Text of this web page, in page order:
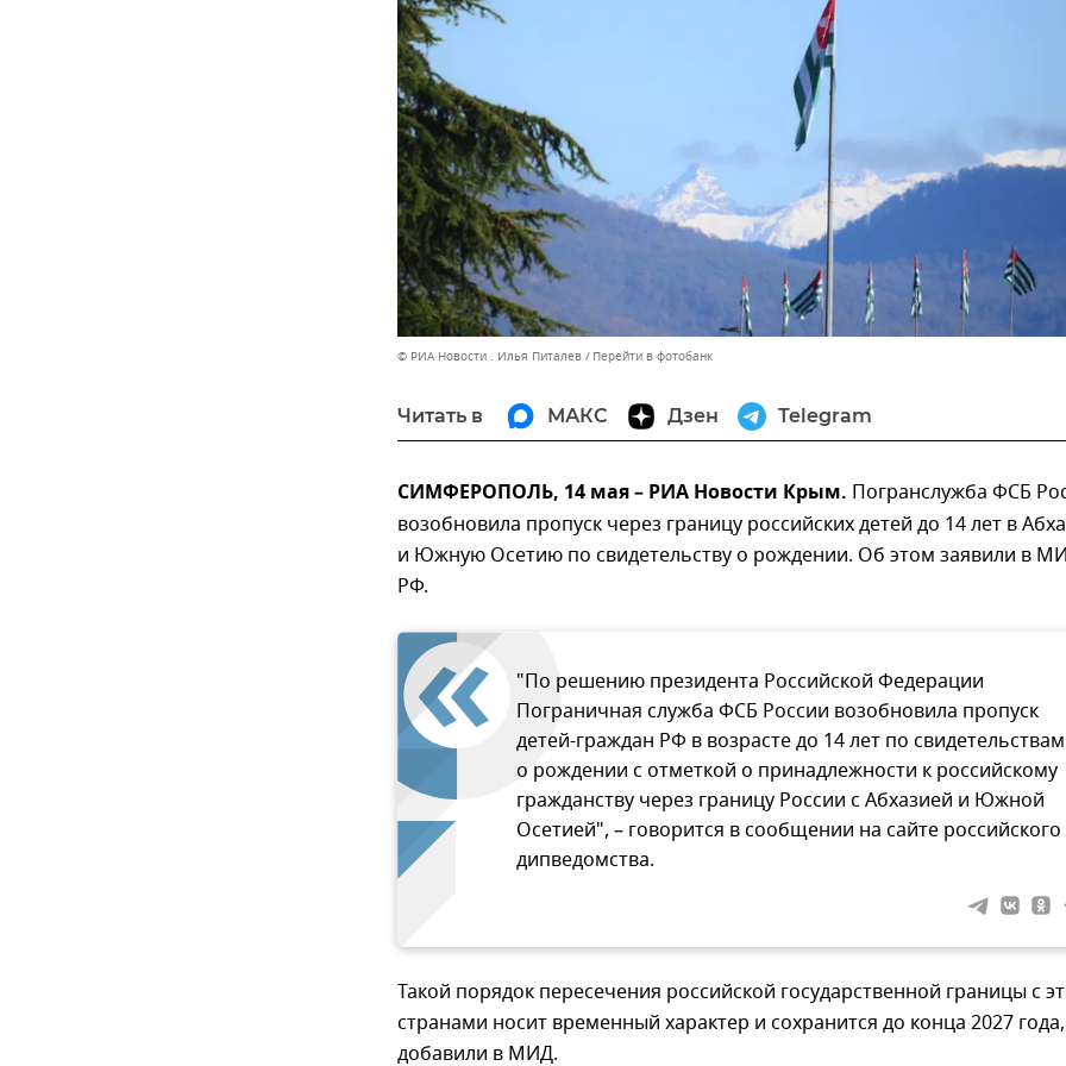
© РИА Новости . Илья Питалев Перейти в фотобанк
Читать в МАКС Дзен Telegram
СИМФЕРОПОЛЬ, 14 мая – РИА Новости Крым. Погранслужба ФСБ
возобновила пропуск через границу российских детей до 14 лет в
и Южную Осетию по свидетельству о рождении. Об этом заявили в
РФ.
"По решению президента Российской Федерации
Пограничная служба ФСБ России возобновила пропуск
детей-граждан РФ в возрасте до 14 лет по свидетельствам
о рождении с отметкой о принадлежности к российскому
гражданству через границу России с Абхазией и Южной
Осетией", – говорится в сообщении на сайте российского
дипведомства.
Такой порядок пересечения российской государственной границы с
странами носит временный характер и сохранится до конца 2027 года,
добавили в МИД.